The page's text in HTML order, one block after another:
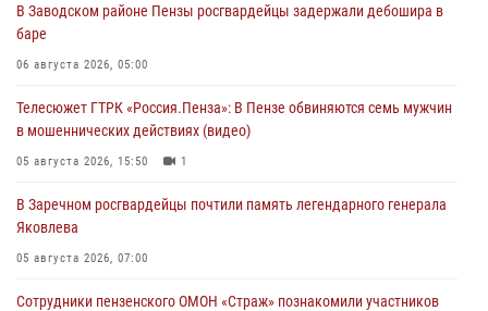
В Заводском районе Пензы росгвардейцы задержали дебошира в
баре
06 августа 2026, 05:00
Телесюжет ГТРК «Россия.Пенза»: В Пензе обвиняются семь мужчин
в мошеннических действиях (видео)
05 августа 2026, 15:50 1
В Заречном росгвардейцы почтили память легендарного генерала
Яковлева
05 августа 2026, 07:00
Сотрудники пензенского ОМОН «Страж» познакомили участников